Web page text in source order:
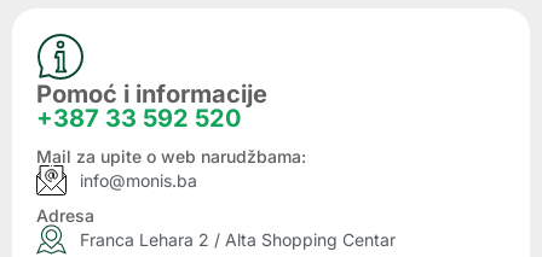
Pomoć i informacije
+387 33 592 520
Mail za upite o web narudžbama:
info@monis.ba
Adresa
Franca Lehara 2 / Alta Shopping Centar